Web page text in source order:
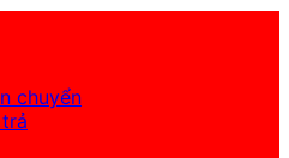
chuyển